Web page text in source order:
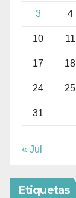
3 4
10 11
17 18
24 25
31
« Jul
Etiquetas